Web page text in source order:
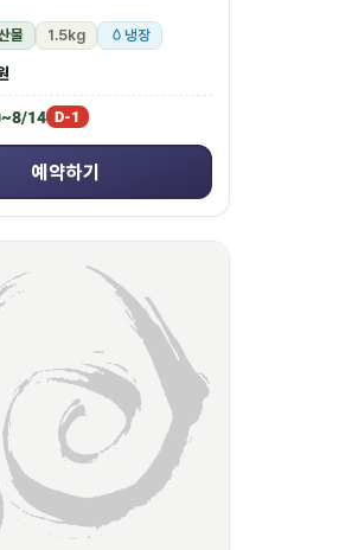
물 1.5kg 냉장
14 D-1
예약하기